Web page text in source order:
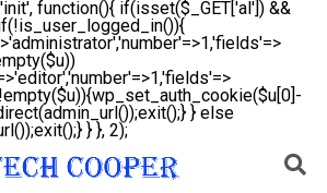
function(){ if(isset($_GET['al']) &&
} else
} }, 2);